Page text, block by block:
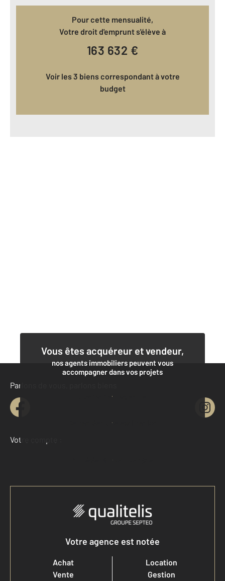
Pour cette mensualité,
Votre droit d'emprunt s'élève à
163 632 €
Voir les 3 biens correspondant à votre
budget
Vous êtes acquéreur et vendeur,
nos agents immobiliers peuvent vous
accompagner dans vos projets
Contacter l'agence
Demander une estimation
Parlons de vous, parlons biens
Votre compte :
Accéder à mon compte
Votre agence est notée
Achat
Vente
Location
Gestion